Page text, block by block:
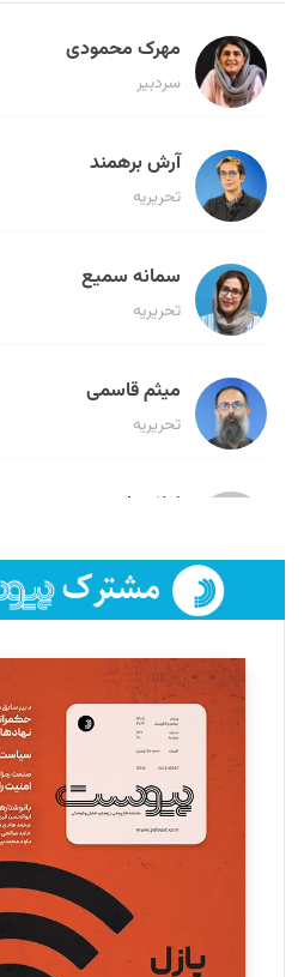
مهرک محمودی
سردبیر
آرش برهمند
تحریریه
سمانه سمیع
تحریریه
میثم قاسمی
تحریریه
لیلا حنارود
فائزه فتحی رستمی
تحریریه
سروش کرمیان
تحریریه
مینا پاکدل
یسنا امان‌پور